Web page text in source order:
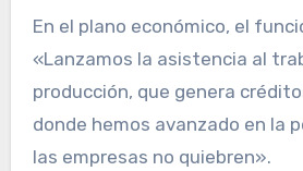
En el plano económico, el
«Lanzamos la asistencia al
producción, que genera
donde hemos avanzado en la
las empresas no quiebren».